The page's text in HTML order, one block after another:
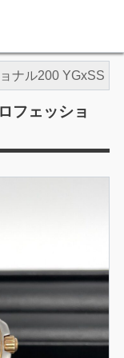
ナル200 YGxSS
フェッショ